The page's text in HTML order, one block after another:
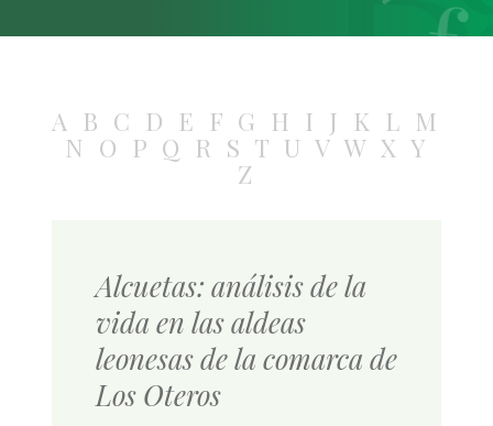
A B C D E F G H I J K L M
N O P Q R S T U V W X Y
Z
Alcuetas: análisis de la
vida en las aldeas
leonesas de la comarca de
Los Oteros